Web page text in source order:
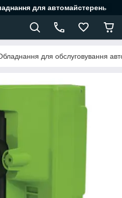
для автомайстерень
для обслуговування